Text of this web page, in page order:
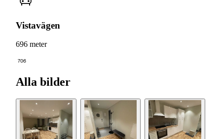
Vistavägen
696 meter
706
Alla bilder